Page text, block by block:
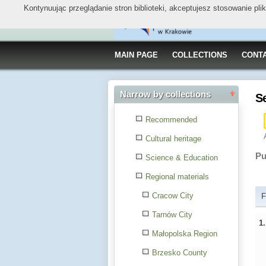
MAIN PAGE COLLECTIONS
Narrow by collections
Recommended
Cultural heritage
Science & Education
Regional materials
Cracow City
Tarnów City
Małopolska Region
Brzesko County
1.
Kontynuując przeglądanie stron biblioteki, akceptujesz stosowanie